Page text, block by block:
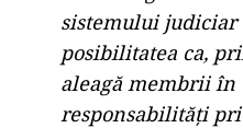
sistemului
posibilitatea ca,
aleagă membrii în
responsabilități